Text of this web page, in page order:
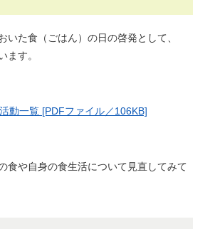
いた食（ごはん）の日の啓発として、
ます。
動一覧 [PDFファイル／106KB]
食や自身の食生活について見直してみて